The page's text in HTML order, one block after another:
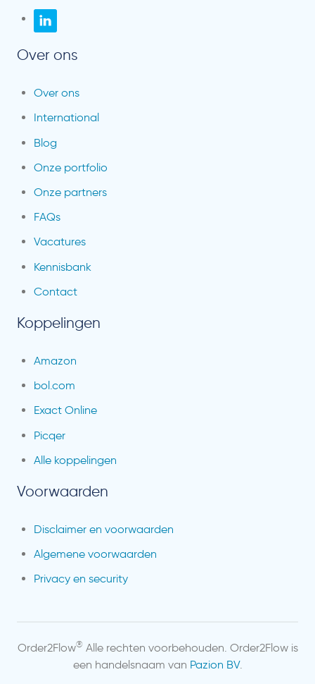
Over ons
Over ons
International
Blog
Onze portfolio
Onze partners
FAQs
Vacatures
Kennisbank
Contact
Koppelingen
Amazon
bol.com
Exact Online
Picqer
Alle koppelingen
Voorwaarden
Disclaimer en voorwaarden
Algemene voorwaarden
Privacy en security
Order2Flow® Alle rechten voorbehouden. Order2Flow is
een handelsnaam van Pazion BV.